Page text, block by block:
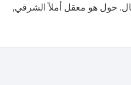
بال. حول هو معقل أملاً الشرقي,